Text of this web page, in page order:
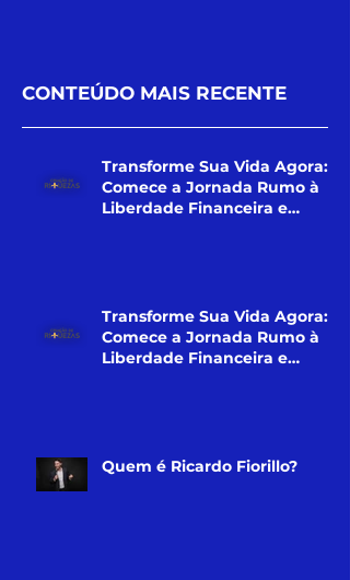
CONTEÚDO MAIS RECENTE
Transforme Sua Vida Agora:
Comece a Jornada Rumo à
Liberdade Financeira e
Transforme Sua Vida Agora:
Comece a Jornada Rumo à
Liberdade Financeira e
Quem é Ricardo Fiorillo?